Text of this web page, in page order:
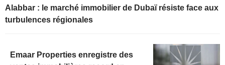
Alabbar : le marché immobilier de Dubaï résiste face aux
turbulences régionales
Emaar Properties enregistre des